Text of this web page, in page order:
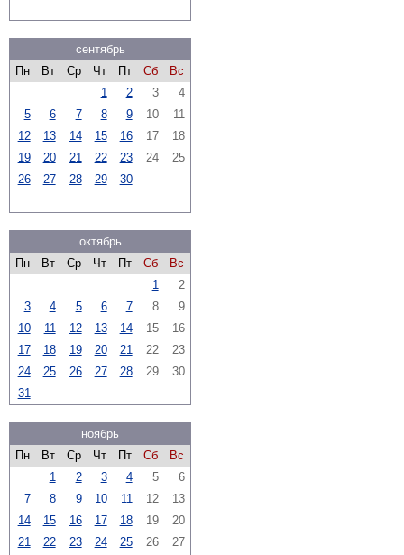
сентябрь
Пн
Вт Ср Чт Пт Сб
Вс
1
2 3
4
5
6 7 8 9 10
11
12
13 14 15 16 17
18
19
20 21 22 23 24
25
26
27 28 29 30
октябрь
Пн
Вт Ср Чт Пт Сб
Вс
1
2
3
4 5 6 7 8
9
10
11 12 13 14 15
16
17
18 19 20 21 22
23
24
25 26 27 28 29
30
31
ноябрь
Пн
Вт Ср Чт Пт Сб
Вс
1
2 3 4 5
6
7
8 9 10 11 12
13
14
15 16 17 18 19
20
21
22 23 24 25 26
27